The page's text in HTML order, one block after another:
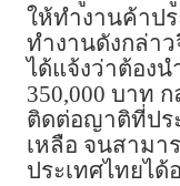
ให้ทำงานค้าป
ทำงานดังกล่า
ได้แจ้งว่าต้องน
350,000 บาท
ติดต่อญาติที่ปร
เหลือ จนสามา
ประเทศไทยได้